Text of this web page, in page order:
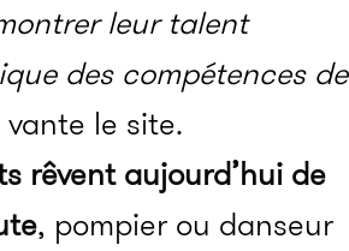
leur talent
des compétences de
le site.
rêvent aujourd’hui de
, pompier ou danseur